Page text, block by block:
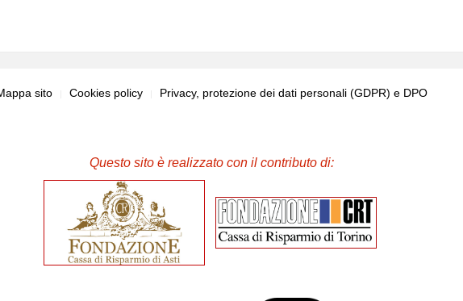
sito Cookies policy Privacy, protezione dei dati personali (GDPR) e DPO
Questo sito è realizzato con il contributo di: